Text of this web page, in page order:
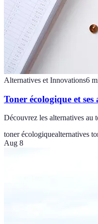
Alternatives et Innovations6
Toner écologique et
Découvrez les alternatives au
toner écologiquealternatives
Aug 8